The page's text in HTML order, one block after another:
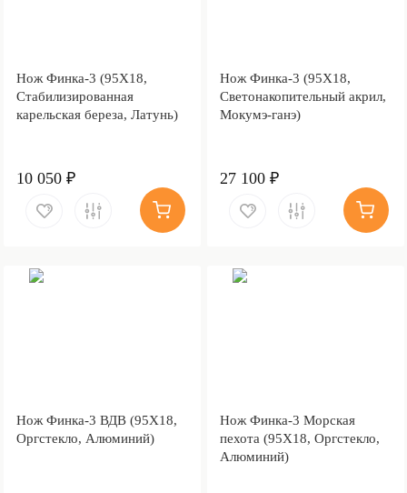
Нож Финка-3 (95Х18,
Стабилизированная
карельская береза, Латунь)
10 050 ₽
Нож Финка-3 (95Х18,
Светонакопительный акрил,
Мокумэ-ганэ)
27 100 ₽
Нож Финка-3 ВДВ (95Х18,
Оргстекло, Алюминий)
Нож Финка-3 Морская
пехота (95Х18, Оргстекло,
Алюминий)